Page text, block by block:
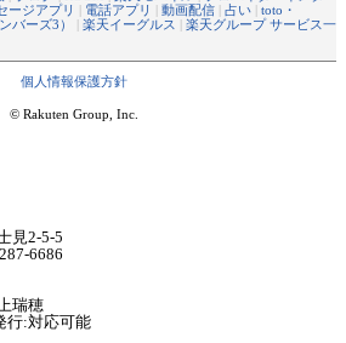
ージアプリ | 電話アプリ | 動画配信 | 占い | toto・
バーズ3） | 楽天イーグルス | 楽天グループ サービス一
個人情報保護方針
© Rakuten Group, Inc.
見2-5-5
6686
瑞穂
行:対応可能